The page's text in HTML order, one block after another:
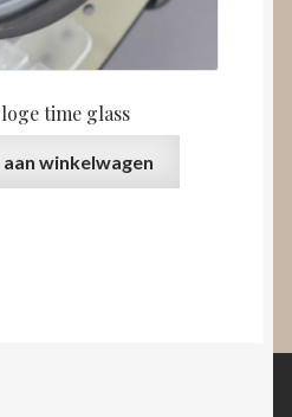
time glass
winkelwagen